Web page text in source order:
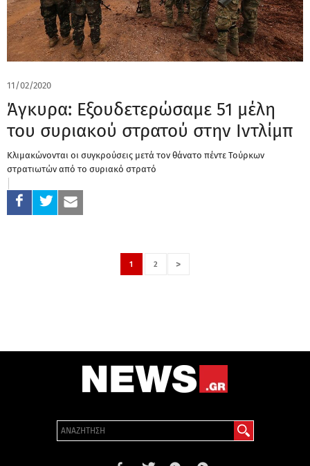
11/02/2020
Άγκυρα: Εξουδετερώσαμε 51 μέλη
του συριακού στρατού στην Ιντλίμπ
Κλιμακώνονται οι συγκρούσεις μετά τον θάνατο πέντε Τούρκων
στρατιωτών από το συριακό στρατό
1 2 >